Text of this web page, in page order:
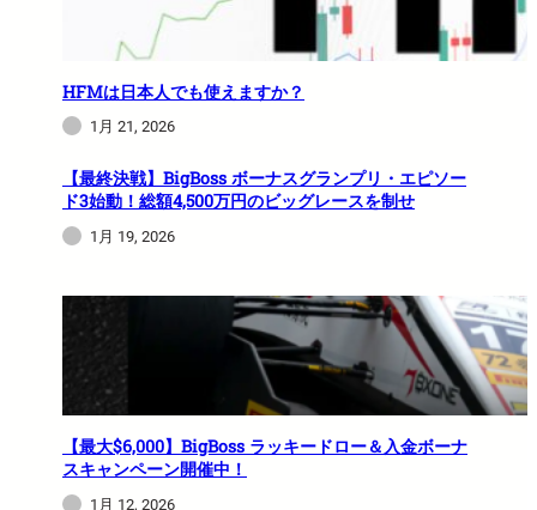
HFMは日本人でも使えますか？
1月 21, 2026
【最終決戦】BigBoss ボーナスグランプリ・エピソー
ド3始動！総額4,500万円のビッグレースを制せ
1月 19, 2026
【最大$6,000】BigBoss ラッキードロー＆入金ボーナ
スキャンペーン開催中！
1月 12, 2026